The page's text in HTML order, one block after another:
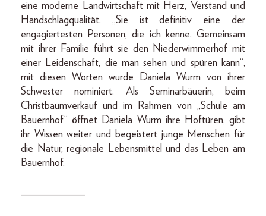
eine moderne Landwirtschaft mit Herz, Verstand und
Handschlagqualität. „Sie ist definitiv eine der
engagiertesten Personen, die ich kenne. Gemeinsam
mit ihrer Familie führt sie den Niederwimmerhof mit
einer Leidenschaft, die man sehen und spüren kann“,
mit diesen Worten wurde Daniela Wurm von ihrer
Schwester nominiert. Als Seminarbäuerin, beim
Christbaumverkauf und im Rahmen von „Schule am
Bauernhof“ öffnet Daniela Wurm ihre Hoftüren, gibt
ihr Wissen weiter und begeistert junge Menschen für
die Natur, regionale Lebensmittel und das Leben am
Bauernhof.
____________